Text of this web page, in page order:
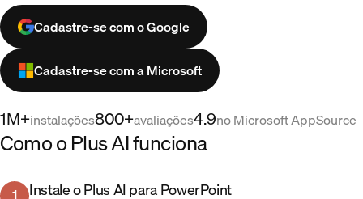
Cadastre-se com o Google
Cadastre-se com a Microsoft
1M+instalações800+avaliações4.9no Microsoft AppSource
Como o Plus AI funciona
Instale o Plus AI para PowerPoint